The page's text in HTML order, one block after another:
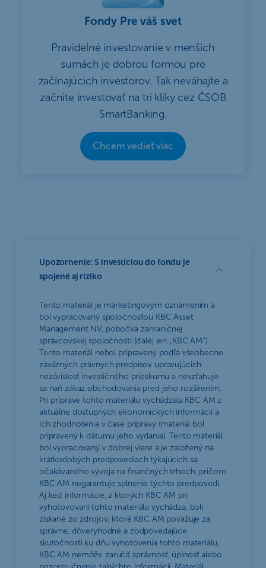
Fondy Pre váš svet
Pravidelné investovanie v menších
sumách je dobrou formou pre
začínajúcich investorov. Tak neváhajte a
začnite investovať na tri kliky cez ČSOB
SmartBanking.
Chcem vedieť viac
Upozornenie: S investíciou do fondu je
spojené aj riziko
Tento materiál je marketingovým oznámením a
bol vypracovaný spoločnosťou KBC Asset
Management NV, pobočka zahraničnej
správcovskej spoločnosti (ďalej len „KBC AM“).
Tento materiál nebol pripravený podľa všeobecne
záväzných právnych predpisov upravujúcich
nezávislosť investičného prieskumu a nevzťahuje
sa naň zákaz obchodovania pred jeho rozšírením.
Pri príprave tohto materiálu vychádzala KBC AM z
aktuálne dostupných ekonomických informácií a
ich zhodnotenia v čase prípravy (materiál bol
pripravený k dátumu jeho vydania). Tento materiál
bol vypracovaný v dobrej viere a je založený na
krátkodobých predpovediach týkajúcich sa
očakávaného vývoja na finančných trhoch, pričom
KBC AM negarantuje splnenie týchto predpovedí.
Aj keď informácie, z ktorých KBC AM pri
vyhotovovaní tohto materiálu vychádza, boli
získané zo zdrojov, ktoré KBC AM považuje za
správne, dôveryhodné a zodpovedajúce
skutočnosti ku dňu vyhotovenia tohto materiálu,
KBC AM nemôže zaručiť správnosť, úplnosť alebo